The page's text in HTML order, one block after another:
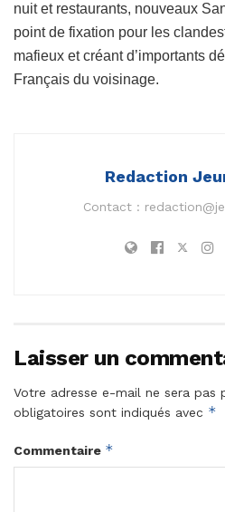
nuit et restaurants, nouveaux
point de fixation pour les
mafieux et créant d’importants
Français du voisinage.
Redaction
Contact :
Laisser un
Votre adresse e-mail ne sera pas
obligatoires sont indiqués avec *
Commentaire *